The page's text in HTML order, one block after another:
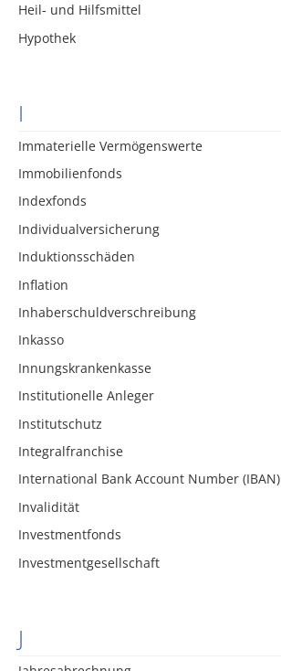
Heil- und Hilfsmittel
Hypothek
I
Immaterielle Vermögenswerte
Immobilienfonds
Indexfonds
Individualversicherung
Induktionsschäden
Inflation
Inhaberschuldverschreibung
Inkasso
Innungskrankenkasse
Institutionelle Anleger
Institutschutz
Integralfranchise
International Bank Account Number (IBAN)
Invalidität
Investmentfonds
Investmentgesellschaft
J